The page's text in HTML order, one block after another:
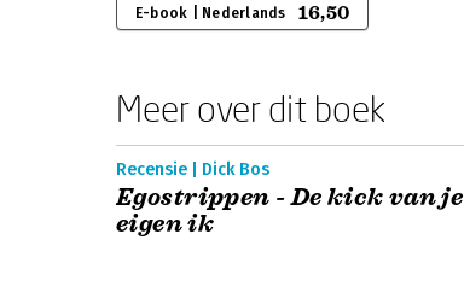
E-book | Nederlands 16,50
Meer over dit boek
Recensie | Dick Bos
Egostrippen - De kick van je
eigen ik